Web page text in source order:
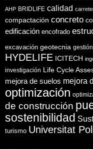
AHP BRIDLIFE calidad
compactación concreto
edificación encofrado
excavación geotecnia gestión
HYDELIFE ICITECH
investigación Life Cycle
mejora de suelos mejora
optimización
de construcción
sostenibilidad
turismo Universitat